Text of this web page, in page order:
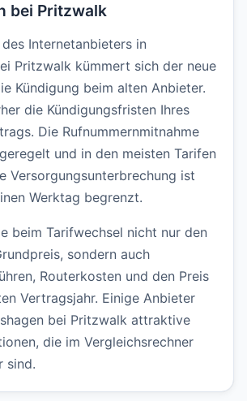
bei Pritzwalk
des Internetanbieters in
Pritzwalk kümmert sich der neue
Kündigung beim alten Anbieter.
die Kündigungsfristen Ihres
Die Rufnummernmitnahme
und in den meisten Tarifen
Versorgungsunterbrechung ist
Werktag begrenzt.
beim Tarifwechsel nicht nur den
sondern auch
Routerkosten und den Preis
Vertragsjahr. Einige Anbieter
bei Pritzwalk attraktive
die im Vergleichsrechner
sind.